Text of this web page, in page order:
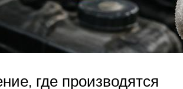
где производятся